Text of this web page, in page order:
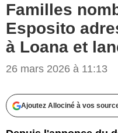
Familles
Esposito
à Loana et
26 mars 2026 à 11:13
Ajoutez Allociné à vos